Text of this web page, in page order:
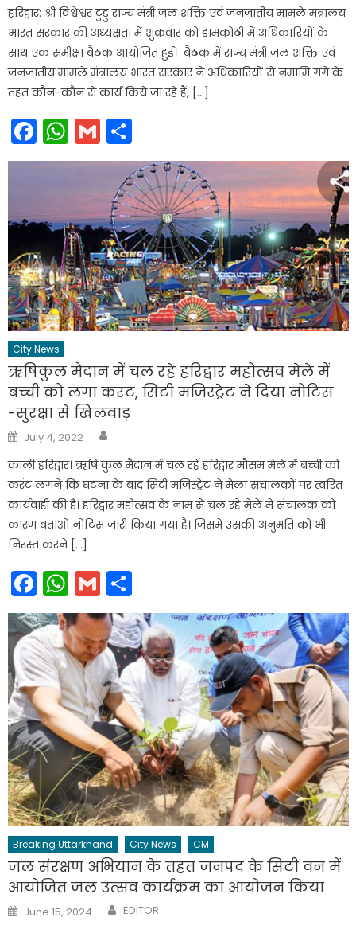
हरिद्वार: श्री विश्वेश्वर टुडु राज्य मंत्री जल शक्ति एवं जनजातीय मामले मंत्रालय
भारत सरकार की अध्यक्षता में शुक्रवार को डामकोठी में अधिकारियों के
साथ एक समीक्षा बैठक आयोजित हुई। बैठक में राज्य मंत्री जल शक्ति एवं
जनजातीय मामले मंत्रालय भारत सरकार ने अधिकारियों से नमामि गंगे के
तहत कौन-कौन से कार्य किये जा रहे हैं, […]
Facebook
WhatsApp
Gmail
City News
ऋषिकुल मैदान में चल रहे हरिद्वार महोत्सव मेले में
बच्ची को लगा करंट, सिटी मजिस्ट्रेट ने दिया नोटिस
-सुरक्षा से खिलवाड़
Posted
on
July 4, 2022
काली हरिद्वार। ऋषि कुल मैदान में चल रहे हरिद्वार मौसम मेले में बच्ची को
करंट लगने कि घटना के बाद सिटी मजिस्ट्रेट ने मेला संचालकों पर त्वरित
कार्यवाही की है। हरिद्वार महोत्सव के नाम से चल रहे मेले में संचालक को
कारण बताओ नोटिस जारी किया गया है। जिसमें उसकी अनुमति को भी
निरस्त करने […]
Facebook
WhatsApp
Gmail
Breaking Uttarkhand City News CM
जल संरक्षण अभियान के तहत जनपद के सिटी वन में
आयोजित जल उत्सव कार्यक्रम का आयोजन किया
Posted
on
June 15, 2024 Author
EDITOR